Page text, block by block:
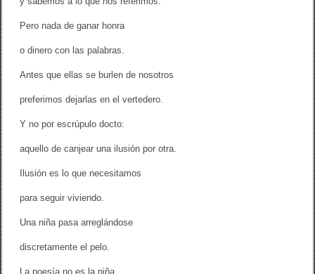
Pero nada de ganar honra
o dinero con las palabras.
Antes que ellas se burlen de nosotros
preferimos dejarlas en el vertedero.
Y no por escrúpulo docto:
aquello de canjear una ilusión por otra.
Ilusión es lo que necesitamos
para seguir viviendo.
Una niña pasa arreglándose
discretamente el pelo.
La poesía no es la niña